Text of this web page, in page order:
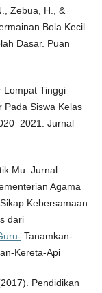
Zebua, H., &
Bola Kecil
Dasar. Puan
Lompat Tinggi
Pada Siswa Kelas
Jurnal
Mu: Jurnal
Agama
Kebersamaan
dari
Tanamkan-
Kereta-Api
Pendidikan